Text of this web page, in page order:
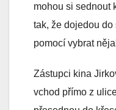
mohou si sednout
tak, že dojedou
pomocí vybrat
Zástupci kina
vchod přímo z